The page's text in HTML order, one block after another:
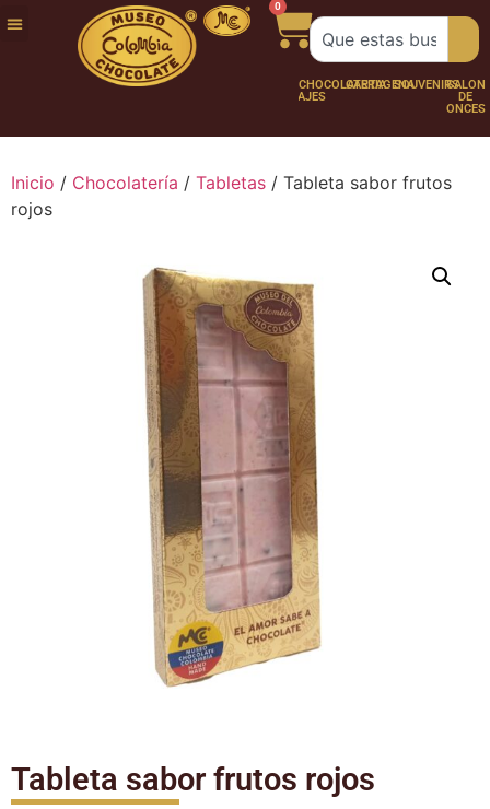
0
FUNDACIÓNNUESTRA
PERSONAJES
CHOCOLATERÍA
CARTAGENASOUVENIRSSALÓN
DE
ONCES
Inicio / Chocolatería / Tabletas / Tableta sabor frutos
rojos
Tableta sabor frutos rojos